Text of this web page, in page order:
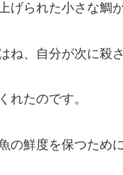
げられた小さな鯛
ね、自分が次に殺
れたのです。
の鮮度を保つため